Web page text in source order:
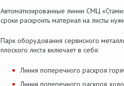
Автоматизированные линии СМЦ
сроки раскроить материал на листы
Парк оборудования сервисного
плоского листа включает в себя:
Линия поперечного раскроя
Линия поперечного раскроя